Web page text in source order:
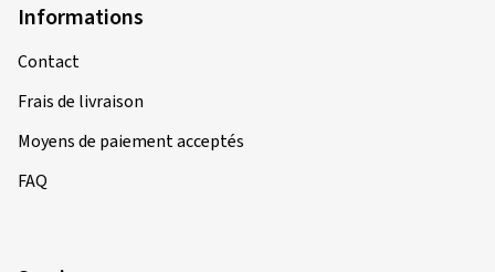
Informations
Contact
Frais de livraison
Moyens de paiement acceptés
FAQ